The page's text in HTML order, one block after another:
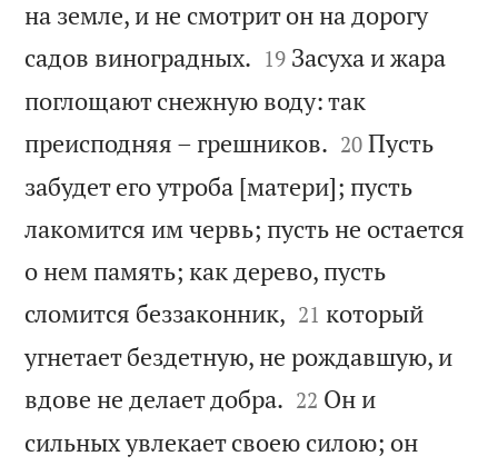
на земле, и не смотрит он на дорогу
садов виноградных. 

19 Засуха и жара
поглощают снежную воду: так
преисподняя – грешников. 

20 Пусть
забудет его утроба [матери]; пусть
лакомится им червь; пусть не остается
о нем память; как дерево, пусть
сломится беззаконник, 

21 который
угнетает бездетную, не рождавшую, и
вдове не делает добра. 

22 Он и
сильных увлекает своею силою; он